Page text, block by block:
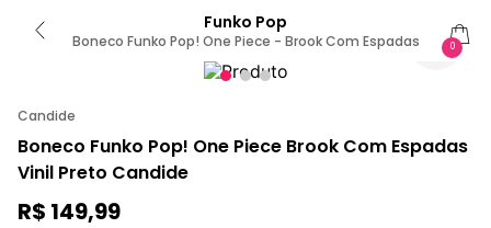
Funko Pop
Boneco Funko Pop! One Piece - Brook Com Espadas 0
Candide
Boneco Funko Pop! One Piece Brook Com Espadas
Vinil Preto Candide
R$ 149,99